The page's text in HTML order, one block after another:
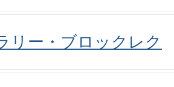
リー・ブロックレク